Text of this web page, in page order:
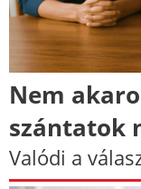
Nem
szántatok
Valódi a